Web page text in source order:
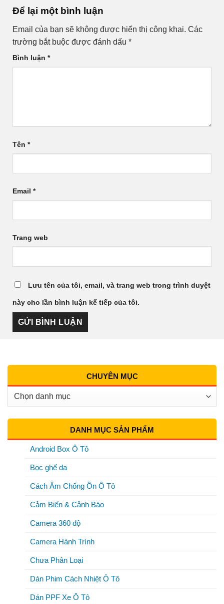
Để lại một bình luận
Email của bạn sẽ không được hiển thị công khai. Các
trường bắt buộc được đánh dấu *
Bình luận *
Tên *
Email *
Trang web
Lưu tên của tôi, email, và trang web trong trình duyệt
này cho lần bình luận kế tiếp của tôi.
CHUYÊN MỤC
Chuyên
DANH MỤC SẢN PHẨM
Android Box Ô Tô
Bọc ghế da
Cách Âm Chống Ồn Ô Tô
Cảm Biến & Cảnh Báo
Camera 360 độ
Camera Hành Trình
Chưa Phân Loại
Dán Phim Cách Nhiệt Ô Tô
Dán PPF Xe Ô Tô